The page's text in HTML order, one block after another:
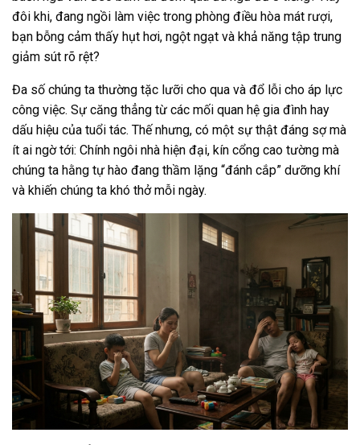
đôi khi, đang ngồi làm việc trong phòng điều hòa mát rượi,
bạn bỗng cảm thấy hụt hơi, ngột ngạt và khả năng tập trung
giảm sút rõ rệt?
Đa số chúng ta thường tặc lưỡi cho qua và đổ lỗi cho áp lực
công việc. Sự căng thẳng từ các mối quan hệ gia đình hay
dấu hiệu của tuổi tác. Thế nhưng, có một sự thật đáng sợ mà
ít ai ngờ tới: Chính ngôi nhà hiện đại, kín cổng cao tường mà
chúng ta hằng tự hào đang thầm lặng “đánh cắp” dưỡng khí
và khiến chúng ta khó thở mỗi ngày.